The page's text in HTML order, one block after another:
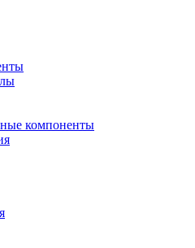
компоненты